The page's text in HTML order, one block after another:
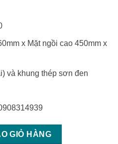
x Mặt ngồi cao 450mm x
và khung thép sơn đen
bọc da số lượng
GIỎ HÀNG